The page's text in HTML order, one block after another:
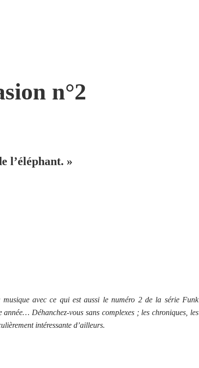
n°2
l’éléphant. »
musique avec ce qui est aussi le numéro 2 de la série Funk
Déhanchez-vous sans complexes ; les chroniques, les
intéressante d’ailleurs.